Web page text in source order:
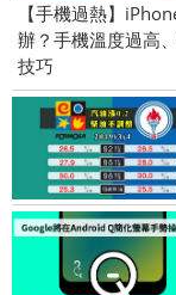
【手機過熱】
辦？手機溫度過高
技巧